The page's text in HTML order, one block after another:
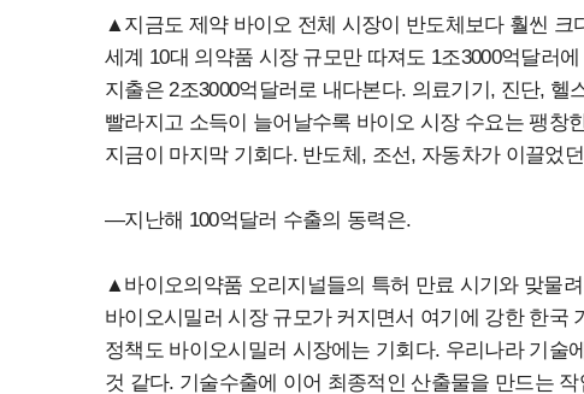
▲지금도 제약 바이오 전체 시장이 반도체보다 훨씬 크
세계 10대 의약품 시장 규모만 따져도 1조3000억달러
지출은 2조3000억달러로 내다본다. 의료기기, 진단,
빨라지고 소득이 늘어날수록 바이오 시장 수요는 팽창
지금이 마지막 기회다. 반도체, 조선, 자동차가 이끌었
―지난해 100억달러 수출의 동력은.
▲바이오의약품 오리지널들의 특허 만료 시기와 맞물
바이오시밀러 시장 규모가 커지면서 여기에 강한 한국
정책도 바이오시밀러 시장에는 기회다. 우리나라 기술
것 같다. 기술수출에 이어 최종적인 산출물을 만드는